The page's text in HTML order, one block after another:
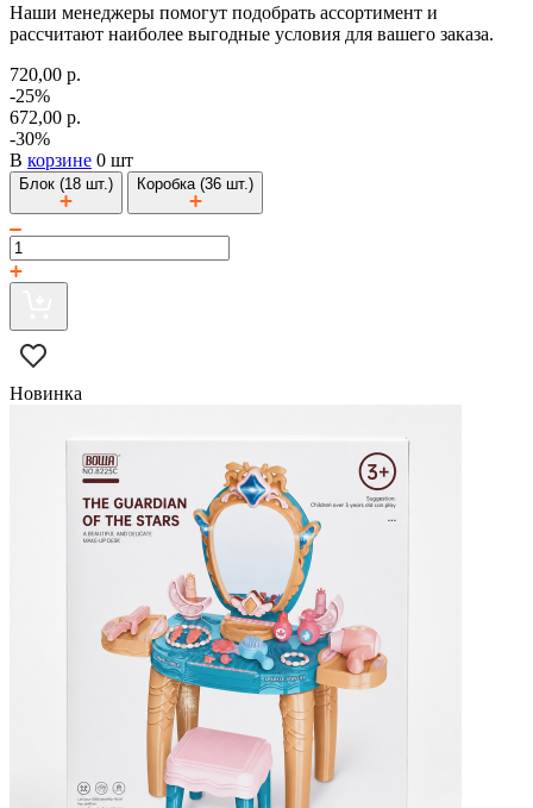
Наши менеджеры помогут подобрать ассортимент и
рассчитают наиболее выгодные условия для вашего заказа.
720,00 р.
-25%
672,00 р.
-30%
В корзине 0 шт
Блок (18 шт.) Коробка (36 шт.)
Новинка